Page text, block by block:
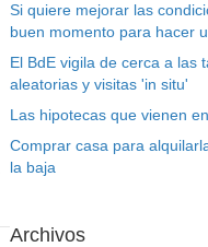
Si quiere mejorar las
buen momento para hacer
El BdE vigila de cerca a las
aleatorias y visitas 'in situ'
Las hipotecas que vienen
Comprar casa para
la baja
Archivos